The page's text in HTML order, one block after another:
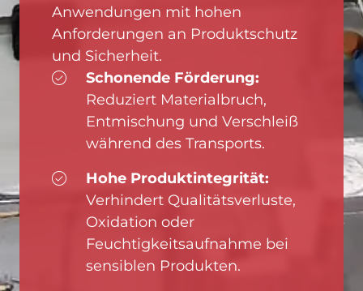
Anwendungen mit hohen
Anforderungen an Produktschutz
und Sicherheit.
Schonende Förderung:
Reduziert Materialbruch,
Entmischung und Verschleiß
während des Transports.
Hohe Produktintegrität:
Verhindert Qualitätsverluste,
Oxidation oder
Feuchtigkeitsaufnahme bei
sensiblen Produkten.